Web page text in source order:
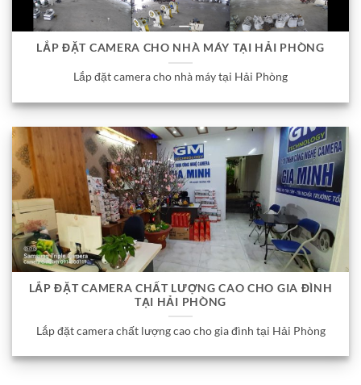
LẮP ĐẶT CAMERA CHO NHÀ MÁY TẠI HẢI PHÒNG
Lắp đặt camera cho nhà máy tại Hải Phòng
LẮP ĐẶT CAMERA CHẤT LƯỢNG CAO CHO GIA ĐÌNH
TẠI HẢI PHÒNG
Lắp đặt camera chất lượng cao cho gia đình tại Hải Phòng